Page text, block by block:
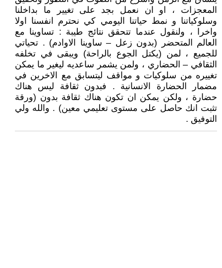
المعجزات ، او ان نعمل بجد على تغيير ما بداخلنا
وسلوكياتنا و نمط حياتنا اليومي كي نحترم انفسنا اولا
واخرا ، ولنقول عندما تتحقق نتائج طيبة : تساوينا مع
العالم المتحضر (بدون زعل – ساوينا الاوادم) . تحياتي
للجميع ، لمن (يكتل الجوع بالراحة) ويبقى في تخلفه
الثقافي – الحضاري ، ولمن يشمر ساعديه ليغير ما يمكن
تغييره من سلوكيات و مواقف ليتسابق مع الاخرين في
مضمار الحضارة الانسانية . فبدون ثقافة ليس هناك
حضارة ، ولكن يمكن ان تكون هناك ثقافة بدون (ورقة
تثبت انك حاصل على مستوى تعليمي معين) . والله ولي
التوفيق .